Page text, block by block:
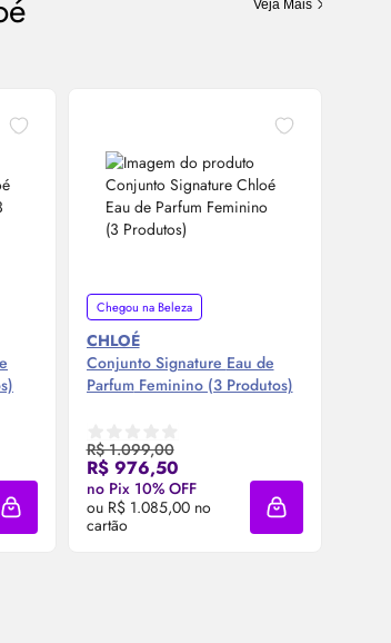
Veja Mais
Adicionar à sacola
Chegou na Beleza
CHLOÉ
Conjunto Signature Eau de
ParfumFeminino (3 Produtos)
R$ 1.099,00
R$ 976,50
no Pix 10% OFF
ou R$ 1.085,00 no
cartão
Compre Agora ❯
Adicionar à